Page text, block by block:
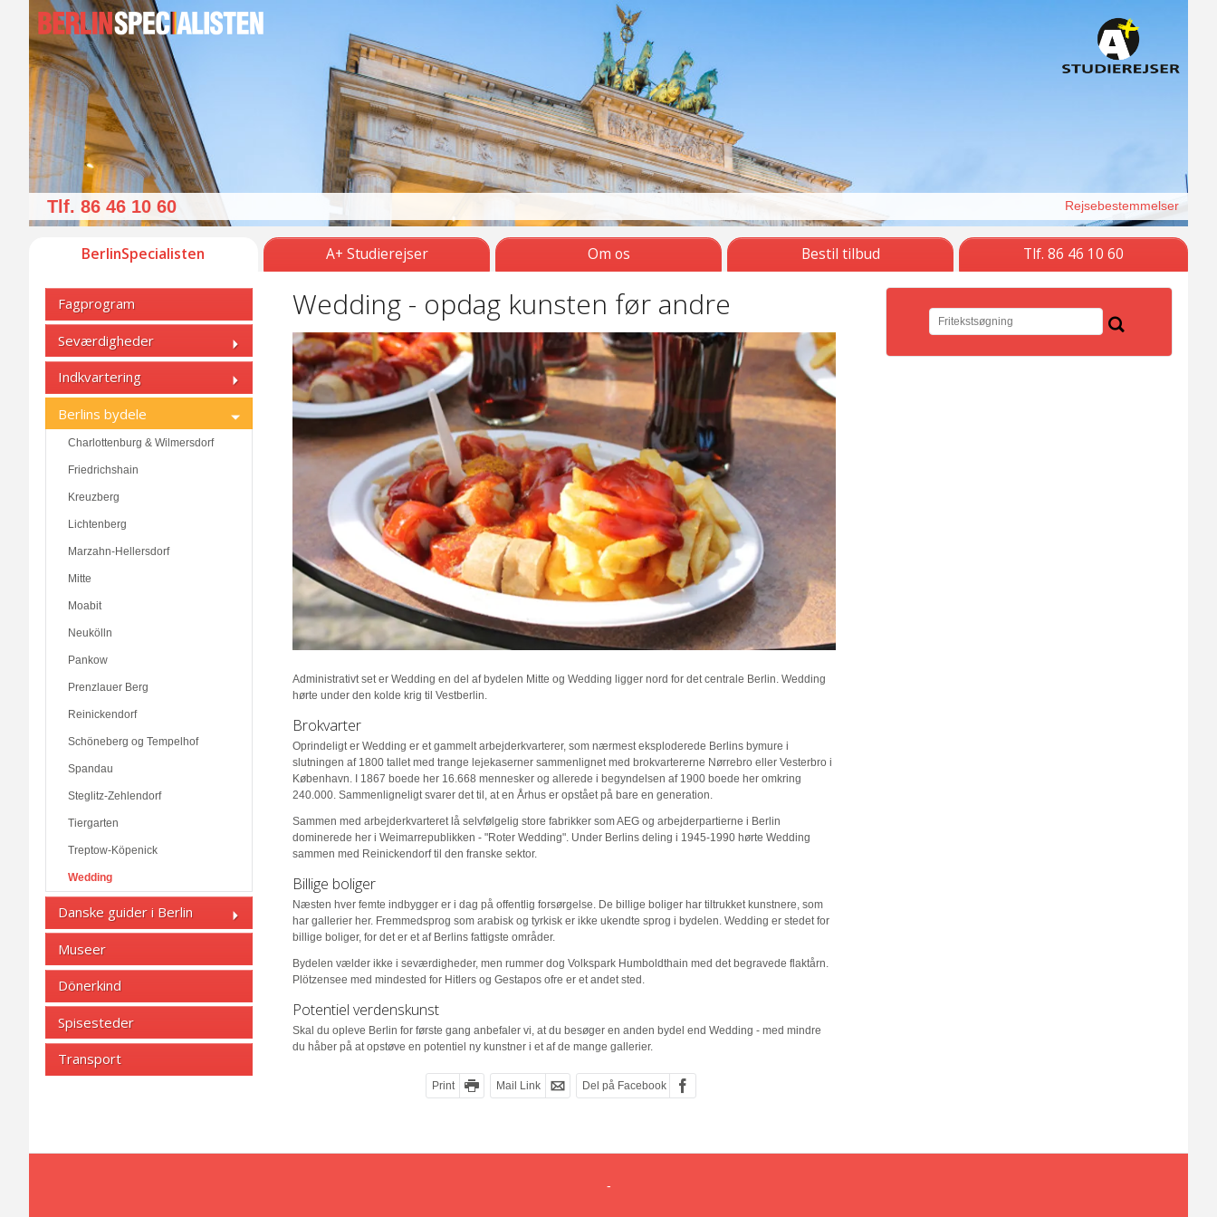
Rejsebestemmelser
Tlf. 86 46 10 60
BerlinSpecialisten A+ Studierejser Om os Bestil tilbud Tlf. 86 46 10 60
Wedding - opdag kunsten før andre
Administrativt set er Wedding en del af bydelen Mitte og Wedding ligger nord for det centrale Berlin. Wedding
hørte under den kolde krig til Vestberlin.
Brokvarter
Oprindeligt er Wedding er et gammelt arbejderkvarterer, som nærmest eksploderede Berlins bymure i
slutningen af 1800 tallet med trange lejekaserner sammenlignet med brokvartererne Nørrebro eller Vesterbro i
København. I 1867 boede her 16.668 mennesker og allerede i begyndelsen af 1900 boede her omkring
240.000. Sammenligneligt svarer det til, at en Århus er opstået på bare en generation.
Sammen med arbejderkvarteret lå selvfølgelig store fabrikker som AEG og arbejderpartierne i Berlin
dominerede her i Weimarrepublikken - "Roter Wedding". Under Berlins deling i 1945-1990 hørte Wedding
sammen med Reinickendorf til den franske sektor.
Billige boliger
Næsten hver femte indbygger er i dag på offentlig forsørgelse. De billige boliger har tiltrukket kunstnere, som
har gallerier her. Fremmedsprog som arabisk og tyrkisk er ikke ukendte sprog i bydelen. Wedding er stedet for
billige boliger, for det er et af Berlins fattigste områder.
Bydelen vælder ikke i seværdigheder, men rummer dog Volkspark Humboldthain med det begravede flaktårn.
Plötzensee med mindested for Hitlers og Gestapos ofre er et andet sted.
Potentiel verdenskunst
Skal du opleve Berlin for første gang anbefaler vi, at du besøger en anden bydel end Wedding - med mindre
du håber på at opstøve en potentiel ny kunstner i et af de mange gallerier.
Print Mail Link Del på Facebook
Fagprogram
Seværdigheder
Indkvartering
Berlins bydele
Charlottenburg & Wilmersdorf
Friedrichshain
Kreuzberg
Lichtenberg
Marzahn-Hellersdorf
Mitte
Moabit
Neukölln
Pankow
Prenzlauer Berg
Reinickendorf
Schöneberg og Tempelhof
Spandau
Steglitz-Zehlendorf
Tiergarten
Treptow-Köpenick
Wedding
Danske guider i Berlin
Museer
Dönerkind
Spisesteder
Transport
-